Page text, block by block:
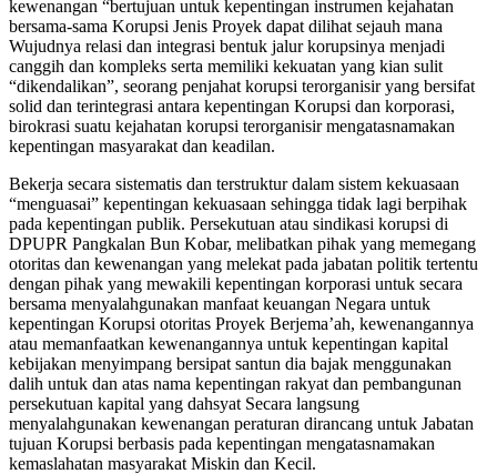
kewenangan “bertujuan untuk kepentingan instrumen kejahatan
bersama-sama Korupsi Jenis Proyek dapat dilihat sejauh mana
Wujudnya relasi dan integrasi bentuk jalur korupsinya menjadi
canggih dan kompleks serta memiliki kekuatan yang kian sulit
“dikendalikan”, seorang penjahat korupsi terorganisir yang bersifat
solid dan terintegrasi antara kepentingan Korupsi dan korporasi,
birokrasi suatu kejahatan korupsi terorganisir mengatasnamakan
kepentingan masyarakat dan keadilan.
Bekerja secara sistematis dan terstruktur dalam sistem kekuasaan
“menguasai” kepentingan kekuasaan sehingga tidak lagi berpihak
pada kepentingan publik. Persekutuan atau sindikasi korupsi di
DPUPR Pangkalan Bun Kobar, melibatkan pihak yang memegang
otoritas dan kewenangan yang melekat pada jabatan politik tertentu
dengan pihak yang mewakili kepentingan korporasi untuk secara
bersama menyalahgunakan manfaat keuangan Negara untuk
kepentingan Korupsi otoritas Proyek Berjema’ah, kewenangannya
atau memanfaatkan kewenangannya untuk kepentingan kapital
kebijakan menyimpang bersipat santun dia bajak menggunakan
dalih untuk dan atas nama kepentingan rakyat dan pembangunan
persekutuan kapital yang dahsyat Secara langsung
menyalahgunakan kewenangan peraturan dirancang untuk Jabatan
tujuan Korupsi berbasis pada kepentingan mengatasnamakan
kemaslahatan masyarakat Miskin dan Kecil.